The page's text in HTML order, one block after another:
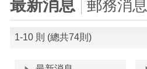
最新消息 郵務消息
1-10 則 (總共74則)